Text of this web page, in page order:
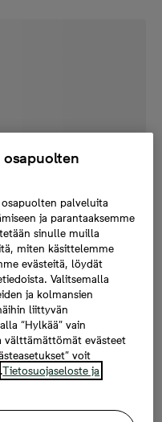
osapuolten
palveluita
ja parantaaksemme
sinulle muilla
miten käsittelemme
evästeitä, löydät
Valitsemalla
ja kolmansien
liittyvän
“Hylkää” vain
välttämättömät evästeet
voit
Tietosuojaseloste ja